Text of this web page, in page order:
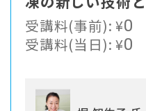
受講料(事前):¥0
受講料(当日):¥0